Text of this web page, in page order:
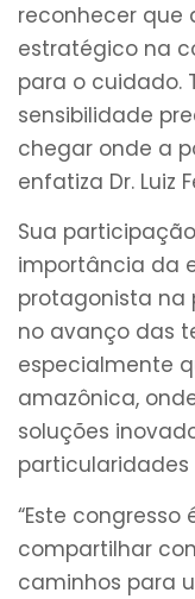
reconhecer que
estratégico na
para o cuidado.
sensibilidade
chegar onde a
enfatiza Dr. Luiz
Sua
importância da
protagonista na
no avanço das
especialmente
amazônica,
soluções
particularidades
“Este
compartilhar
caminhos para